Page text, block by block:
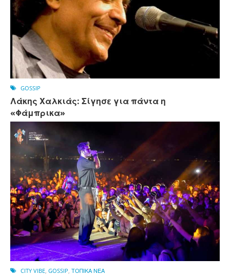
GOSSIP
Λάκης Χαλκιάς: Σίγησε για πάντα η
«Φάμπρικα»
CITY VIBE GOSSIP ΤΟΠΙΚΑ ΝΕΑ